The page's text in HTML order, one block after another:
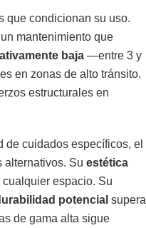
que condicionan su uso.
un mantenimiento que
baja —entre 3 y
en zonas de alto tránsito.
estructurales en
de cuidados específicos, el
alternativos. Su estética
espacio. Su
potencial supera
de gama alta sigue